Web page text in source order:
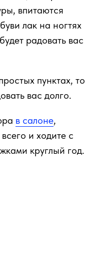
впитаются
лак на ногтях
радовать вас
пунктах, то
вас долго.
в салоне,
и ходите с
круглый год.